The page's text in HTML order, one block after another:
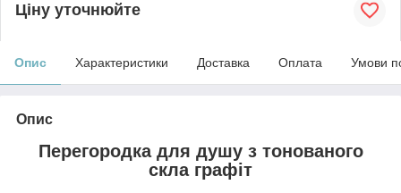
Ціну уточнюйте
Опис Характеристики Доставка Оплата Умови
Опис
Перегородка для душу з тонованого
скла графіт